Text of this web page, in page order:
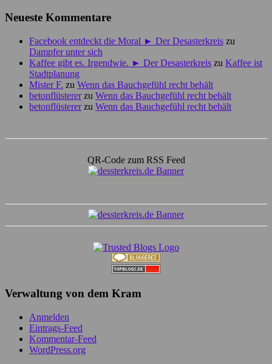
Neueste Kommentare
Facebook entdeckt die Moral ► Der Desasterkreis zu
Dampfer unter sich
Kaffee gibt es. Irgendwie. ► Der Desasterkreis zu Kaffee ist
Stadtplanung
Mister F. zu Wenn das Bauchgefühl recht behält
betonflüstererzu Wenn das Bauchgefühl recht behält
betonflüstererzu Wenn das Bauchgefühl recht behält
QR-Code zum RSS Feed
Verwaltung von dem Kram
Anmelden
Eintrags-Feed
Kommentar-Feed
WordPress.org